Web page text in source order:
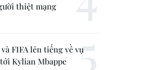
thiệt mạng
FIFA lên tiếng về vụ
Kylian Mbappe